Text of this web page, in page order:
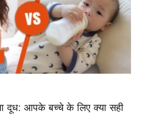
दूध: आपके बच्चे के लिए क्या सही